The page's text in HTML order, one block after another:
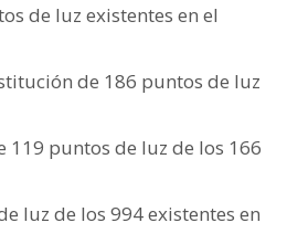
de luz existentes en el
de 186 puntos de luz
119 puntos de luz de los 166
luz de los 994 existentes en